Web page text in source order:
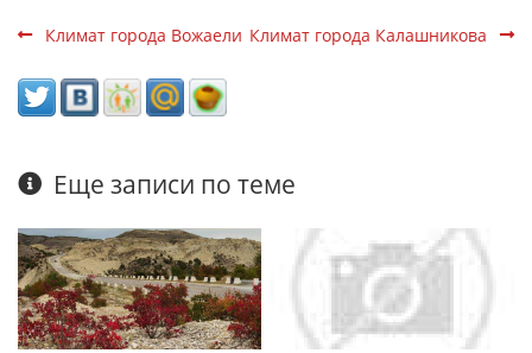
Климат города Вожаели Климат города Калашникова
Еще записи по теме